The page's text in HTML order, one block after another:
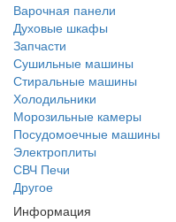
Варочная панели
Духовые шкафы
Запчасти
Сушильные машины
Стиральные машины
Холодильники
Морозильные камеры
Посудомоечные машины
Электроплиты
СВЧ Печи
Другое
Информация